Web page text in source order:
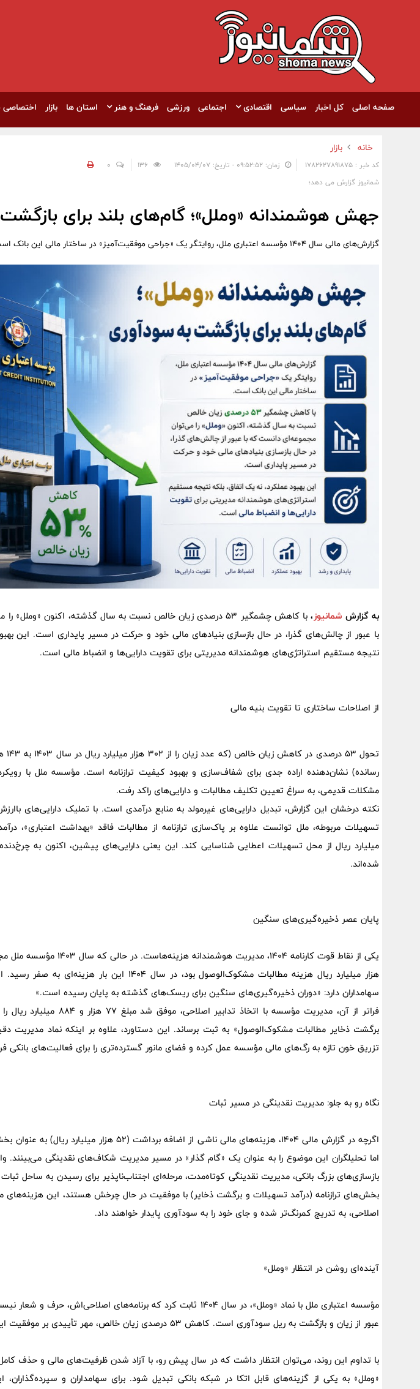
صفحه اصلی کل اخبار سیاسی اقتصادی اجتماعی ورزشی فرهنگ و هنر استان ها بازار اختصاصی
خانه بازار
کد خبر : 1782627891875 زمان: ۰۹:۵۲:۵۲ - تاریخ: ۱۴۰۵/۰۴/۰۷
0
شمانیوز گزارش می دهد؛
جهش هوشمندانه «وملل»؛ گام‌های بلند برای
گزارش‌های مالی سال ۱۴۰۴ مؤسسه اعتباری ملل، روایتگر یک «جراحی موفقیت‌آمیز» در ساختار مالی این بانک است.
به گزارش شمانیوز،
با کاهش چشمگیر 53 درصدی زیان خالص نسبت به سال گذشته، اکنون
با عبور از چالش‌های گذرا، در حال بازسازی بنیادهای مالی خود و حرکت در مسیر پایداری است. این
نتیجه مستقیم استراتژی‌های هوشمندانه مدیریتی برای تقویت دارایی‌ها و انضباط مالی است.
از اصلاحات ساختاری تا تقویت بنیه مالی
رسانده) نشان‌دهنده اراده جدی برای شفاف‌سازی و بهبود کیفیت ترازنامه است. مؤسسه ملل با
مشکلات قدیمی، به سراغ تعیین تکلیف مطالبات و دارایی‌های راکد رفت.
نکته درخشان این گزارش، تبدیل دارایی‌های غیرمولد به منابع درآمدی است. با تملیک دارایی‌های
میلیارد ریال از محل تسهیلات اعطایی شناسایی کند. این یعنی دارایی‌های پیشین، اکنون به
شده‌اند.
پایان عصر ذخیره‌گیری‌های سنگین
هزار میلیارد ریال هزینه مطالبات مشکوک‌الوصول بود، در سال
سهامداران دارد: «دوران ذخیره‌گیری‌های سنگین برای ریسک‌های گذشته به پایان رسیده است.»
فراتر از آن، مدیریت مؤسسه با اتخاذ
برگشت ذخایر مطالبات مشکوک‌الوصول» به ثبت برساند. این دستاورد، علاوه بر اینکه نماد مدیریت
تزریق خون تازه به رگ‌های مالی مؤسسه عمل کرده و فضای مانور گسترده‌تری را برای فعالیت‌های بانکی
نگاه رو به جلو: مدیریت نقدینگی در مسیر ثبات
اگرچه در گزارش مالی 1404، هزینه‌های مالی ناشی از اضافه
اما تحلیلگران این موضوع را به عنوان یک «گام گذار» در مسیر مدیریت شکاف‌های نقدینگی
بازسازی‌های بزرگ بانکی، مدیریت نقدینگی کوتاه‌مدت، مرحله‌ای اجتناب‌ناپذیر برای رسیدن به ساحل
بخش‌های ترازنامه (درآمد تسهیلات و برگشت ذخایر) با موفقیت در حال چرخش هستند، این هزینه‌های
اصلاحی، به تدریج کمرنگ‌تر شده و جای خود را به سودآوری پایدار خواهند داد.
آینده‌ای روشن در انتظار «وملل»
مؤسسه اعتباری ملل با نماد «وملل»، در سال 1404 ثابت کرد که برنامه‌های
عبور از زیان و بازگشت به ریل سودآوری است. کاهش 53 درصدی زیان خالص، مهر تأییدی بر موفقیت این استراتژی‌هاست.
با تداوم این روند، می‌توان انتظار داشت که در سال پیش رو، با آزاد شدن ظرفیت‌های مالی و حذف کامل
«وملل» به یکی از گزینه‌های قابل اتکا در شبکه بانکی تبدیل شود. برای سهامداران و سپرده‌گذاران،